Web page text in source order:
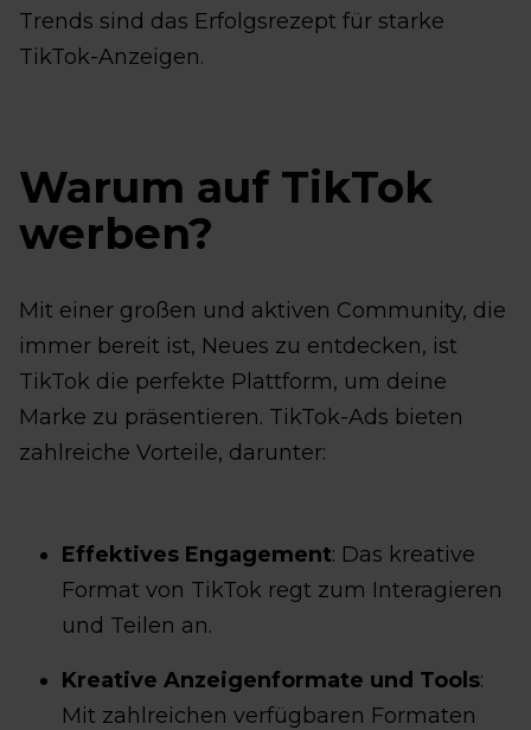
Trends sind das Erfolgsrezept für starke
TikTok-Anzeigen.
Warum auf TikTok
werben?
Mit einer großen und aktiven Community, die
immer bereit ist, Neues zu entdecken, ist
TikTok die perfekte Plattform, um deine
Marke zu präsentieren. TikTok-Ads bieten
zahlreiche Vorteile, darunter:
Effektives Engagement: Das kreative
Format von TikTok regt zum Interagieren
und Teilen an.
Kreative Anzeigenformate und Tools:
Mit zahlreichen verfügbaren Formaten